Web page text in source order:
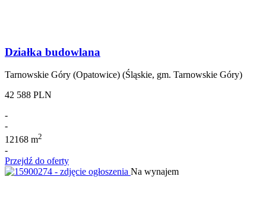
Działka budowlana
Tarnowskie Góry (Opatowice) (Śląskie, gm. Tarnowskie Góry)
42 588 PLN
-
-
12168 m2
-
Przejdź do oferty
Na wynajem